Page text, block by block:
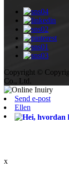
Copyright ©
Co., Ltd.
Send e-post
Ellen
x